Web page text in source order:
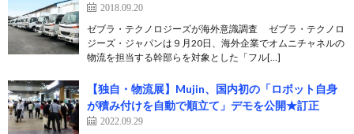
2018.09.20
ゼブラ・テクノロジーズが海外意識調査 ゼブラ・テクノロ
ジーズ・ジャパンは９月20日、海外企業でオムニチャネルの
物流を担当する幹部らを対象とした「フル[…]
【独自・物流展】Mujin、国内初の「ロボット自身
が積み付けを自動で順立て」デモを公開★訂正
2022.09.29